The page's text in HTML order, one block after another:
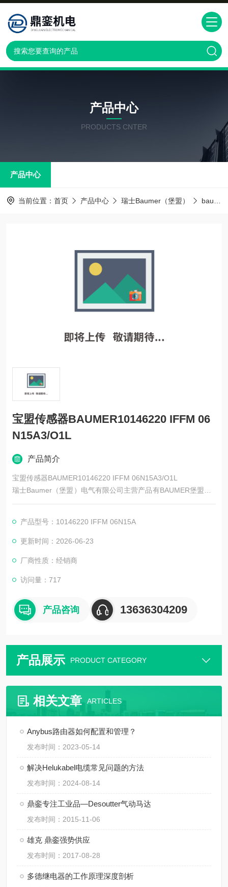
产品中心
PRODUCTS CNTER
产品中心
当前位置： 首页 产品中心 瑞士Baumer（堡盟） baumer传感器
宝盟传感器BAUMER10146220 IFFM 06
N15A3/O1L
产品简介
宝盟传感器BAUMER10146220 IFFM 06N15A3/O1L
瑞士Baumer（堡盟）电气有限公司主营产品有BAUMER堡盟、B
AUMER编码器、BAUMER传感器、BAUMER控制器、BAUMER
ER光电开关、BAUMER限位开关、BAUMER放大器、BAUMER
变送器、BAUMER安全栅等。
产品型号：10146220 IFFM 06N15A
更新时间：2026-06-23
厂商性质：经销商
访问量：717
产品咨询 13636304209
产品展示 PRODUCT CATEGORY
相关文章 ARTICLES
Anybus路由器如何配置和管理？
发布时间：2023-05-14
解决Helukabel电缆常见问题的方法
发布时间：2024-08-14
鼎銮专注工业品—Desoutter气动马达
发布时间：2015-11-06
雄克 鼎銮强势供应
发布时间：2017-08-28
多德继电器的工作原理深度剖析